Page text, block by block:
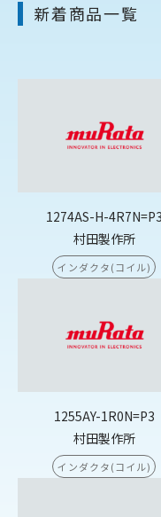
新着商品一覧
1274AS-H-4R7N=P3
村田製作所
インダクタ(コイル)
1255AY-1R0N=P3
村田製作所
インダクタ(コイル)